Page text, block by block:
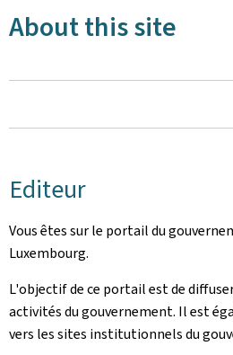
About this site
Editeur
Vous êtes sur le portail du
Luxembourg.
L'objectif de ce portail est de
activités du gouvernement. Il est
vers les sites institutionnels du